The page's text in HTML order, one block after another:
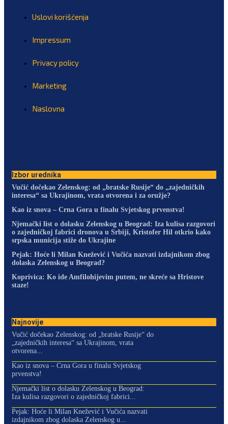
Uslovi korišćenja
Impressum
Privacy policy
Marketing
Naslovna
Izbor urednika
Vučić dočekao Zelenskog: od „bratske Rusije“ do „zajedničkih
interesa“ sa Ukrajinom, vrata otvorena i za oružje?
Kao iz snova – Crna Gora u finalu Svjetskog prvenstva!
Njemački list o dolasku Zelenskog u Beograd: Iza kulisa razgovori
o zajedničkoj fabrici dronova u Srbiji, Kristofer Hil otkrio kako
srpska municija stiže do Ukrajine
Pejak: Hoće li Milan Knežević i Vučića nazvati izdajnikom zbog
dolaska Zelenskog u Beograd?
Koprivica: Ko ide Amfilohijevim putem, ne skreće sa Hristove
staze!
Najnovije
Vučić dočekao Zelenskog: od „bratske Rusije“ do
„zajedničkih interesa“ sa Ukrajinom, vrata
otvorena...
Kao iz snova – Crna Gora u finalu Svjetskog
prvenstva!
Njemački list o dolasku Zelenskog u Beograd:
Iza kulisa razgovori o zajedničkoj fabrici...
Pejak: Hoće li Milan Knežević i Vučića nazvati
izdajnikom zbog dolaska Zelenskog u...